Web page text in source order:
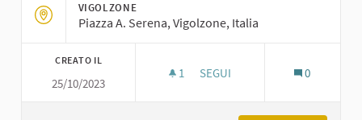
VIGOLZONE
Piazza A. Serena, Vigolzone, Italia
CREATO IL
25/10/2023
1 1 SOSTENITORI
SEGUI 0